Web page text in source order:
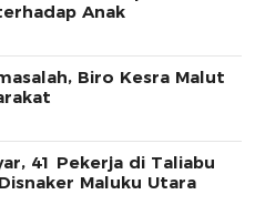
Anak
Biro Kesra Malut
41 Pekerja di Taliabu
ke Disnaker Maluku Utara